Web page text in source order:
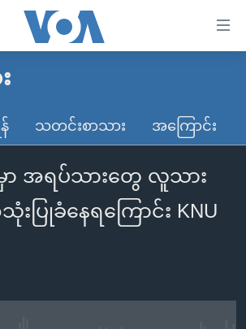
း
ခု အလွန်
ယ်
သတင်းစာသား အကြောင်း
ာ အရပ်သားတွေ လူသား
းပြုခံနေရကြောင်း KNU